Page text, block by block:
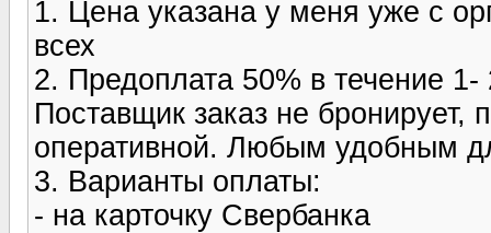
1. Цена указана у меня уже с
всех
2. Предоплата 50% в течение
Поставщик заказ не бронирует,
оперативной. Любым удобным
3. Варианты оплаты:
- на карточку Свербанка